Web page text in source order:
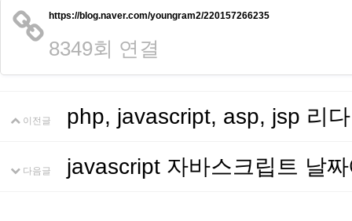
https://blog.naver.com/youngram2/220157266235
8349회 연결
이전글 php, javascript, asp, jsp 리
다음글 javascript 자바스크립트 날